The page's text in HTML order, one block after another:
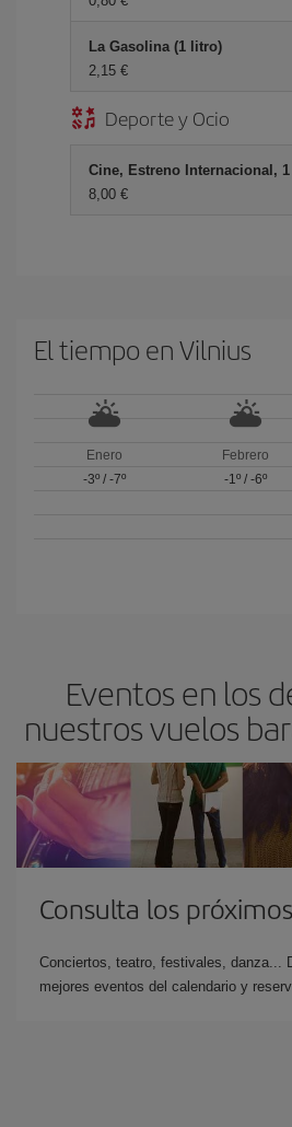
La Gasolina (1 litro)
2,15 €
Deporte y Ocio
Cine, Estreno Internacional,
8,00 €
El tiempo en Vilnius
Enero
-3º/ -7º
Febrero
-1º/ -6º
Eventos en los
nuestros vuelos
Consulta los
Conciertos, teatro, festivales, danza...
mejores eventos del calendario y